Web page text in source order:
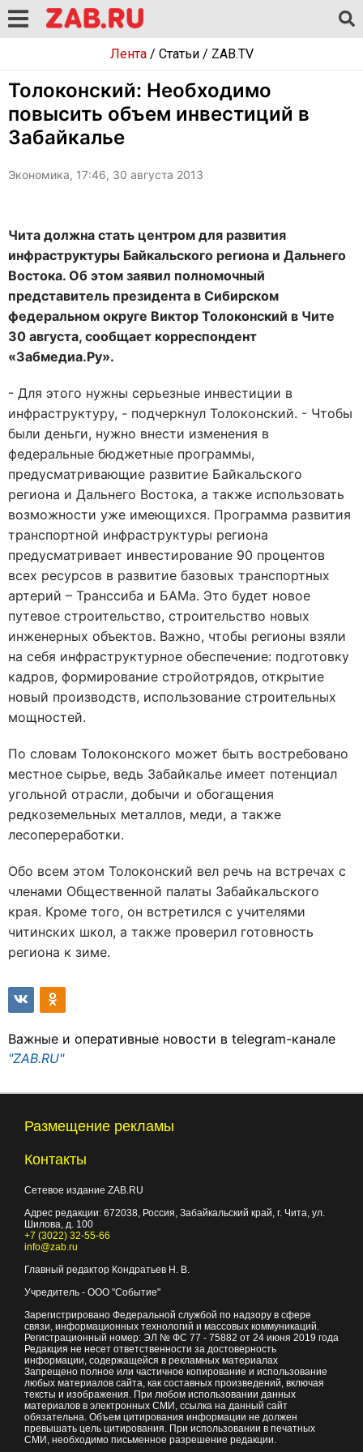
Лента/ Статьи/ ZAB.TV
Толоконский: Необходимо
повысить объем инвестиций в
Забайкалье
Экономика, 17:46, 30 августа 2013
Чита должна стать центром для развития
инфраструктуры Байкальского региона и Дальнего
Востока. Об этом заявил полномочный
представитель президента в Сибирском
федеральном округе Виктор Толоконский в Чите
30 августа, сообщает корреспондент
«Забмедиа.Ру».
- Для этого нужны серьезные инвестиции в
инфраструктуру, - подчеркнул Толоконский. - Чтобы
были деньги, нужно внести изменения в
федеральные бюджетные программы,
предусматривающие развитие Байкальского
региона и Дальнего Востока, а также использовать
возможности уже имеющихся. Программа развития
транспортной инфраструктуры региона
предусматривает инвестирование 90 процентов
всех ресурсов в развитие базовых транспортных
артерий – Транссиба и БАМа. Это будет новое
путевое строительство, строительство новых
инженерных объектов. Важно, чтобы регионы взяли
на себя инфраструктурное обеспечение: подготовку
кадров, формирование стройотрядов, открытие
новый производств, использование строительных
мощностей.
По словам Толоконского может быть востребовано
местное сырье, ведь Забайкалье имеет потенциал
угольной отрасли, добычи и обогащения
редкоземельных металлов, меди, а также
лесопереработки.
Обо всем этом Толоконский вел речь на встречах с
членами Общественной палаты Забайкальского
края. Кроме того, он встретился с учителями
читинских школ, а также проверил готовность
региона к зиме.
Важные и оперативные новости в telegram-канале
"ZAB.RU"
Размещение рекламы
Контакты
Сетевое издание ZAB.RU
Адрес редакции: 672038, Россия, Забайкальский край, г. Чита, ул.
Шилова, д. 100
+7 (3022) 32-55-66
info@zab.ru
Главный редактор Кондратьев Н. В.
Учредитель - ООО "Событие"
Зарегистрировано Федеральной службой по надзору в сфере
связи, информационных технологий и массовых коммуникаций.
Регистрационный номер: ЭЛ № ФС 77 - 75882 от 24 июня 2019 года
Редакция не несет ответственности за достоверность
информации, содержащейся в рекламных материалах
Запрещено полное или частичное копирование и использование
любых материалов сайта, как составных произведений, включая
тексты и изображения. При любом использовании данных
материалов в электронных СМИ, ссылка на данный сайт
обязательна. Объем цитирования информации не должен
превышать цель цитирования. При использовании в печатных
СМИ, необходимо письменное разрешение редакции.